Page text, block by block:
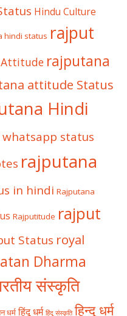
Hindu Culture
hindi status rajput
Attitude rajputana
attitude Status
Hindi
status
rajputana
in hindi Rajputana
Rajputitude rajput
Status royal
Dharma
संस्कृति
धर्म हिंदू धर्म हिंदू संस्कृति हिन्दू धर्म